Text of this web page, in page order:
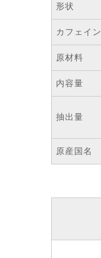
形状
カフェイン
原材料
内容量
抽出量
原産国名